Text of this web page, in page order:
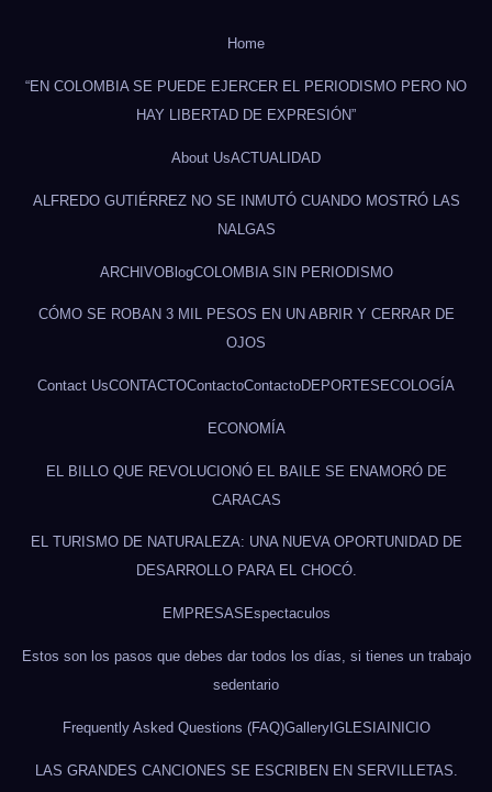
Home
“EN COLOMBIA SE PUEDE EJERCER EL PERIODISMO PERO NO
HAY LIBERTAD DE EXPRESIÓN”
About UsACTUALIDAD
ALFREDO GUTIÉRREZ NO SE INMUTÓ CUANDO MOSTRÓ LAS
NALGAS
ARCHIVOBlogCOLOMBIA SIN PERIODISMO
CÓMO SE ROBAN 3 MIL PESOS EN UN ABRIR Y CERRAR DE
OJOS
Contact UsCONTACTOContactoContactoDEPORTES ECOLOGÍA
ECONOMÍA
EL BILLO QUE REVOLUCIONÓ EL BAILE SE ENAMORÓ DE
CARACAS
EL TURISMO DE NATURALEZA: UNA NUEVA OPORTUNIDAD DE
DESARROLLO PARA EL CHOCÓ.
EMPRESAS Espectaculos
Estos son los pasos que debes dar todos los días, si tienes un trabajo
sedentario
Frequently Asked Questions (FAQ)GalleryIGLESIA INICIO
LAS GRANDES CANCIONES SE ESCRIBEN EN SERVILLETAS.